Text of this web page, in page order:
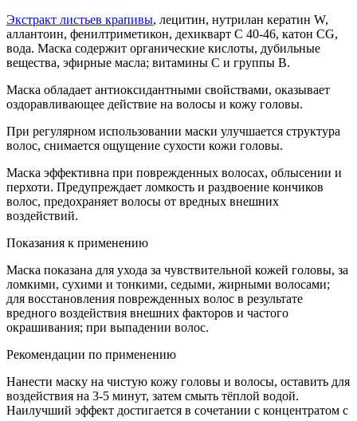
Экстракт листьев крапивы, лецитин, нутрилан кератин W,
аллантоин, фенилтриметикон, дехикварт С 40-46, катон CG,
вода. Маска содержит органические кислоты, дубильные
вещества, эфирные масла; витамины С и группы В.
Маска обладает антиоксидантными свойствами, оказывает
оздоравливающее действие на волосы и кожу головы.
При регулярном использовании маски улучшается структура
волос, снимается ощущение сухости кожи головы.
Маска эффективна при поврежденных волосах, облысении и
перхоти. Предупреждает ломкость и раздвоение кончиков
волос, предохраняет волосы от вредных внешних
воздействий.
Показания к применению
Маска показана для ухода за чувствительной кожей головы, за
ломкими, сухими и тонкими, седыми, жирными волосами;
для восстановления поврежденных волос в результате
вредного воздействия внешних факторов и частого
окрашивания; при выпадении волос.
Рекомендации по применению
Нанести маску на чистую кожу головы и волосы, оставить для
воздействия на 3-5 минут, затем смыть тёплой водой.
Наилучший эффект достигается в сочетании с концентратом с